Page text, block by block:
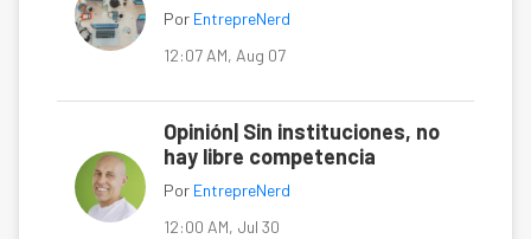
Por EntrepreNerd
12:07 AM, Aug 07
Opinión| Sin instituciones, no
hay libre competencia
Por EntrepreNerd
12:00 AM, Jul 30